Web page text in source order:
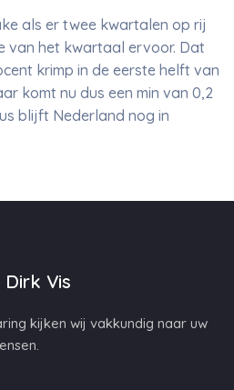
als er twee kwartalen op rij
van het kwartaal ervoor. Dat
krimp in de eerste helft van
komt nu dus een min van 0,2
blijft Nederland nog in
Vis
kijken wij vakkundig naar uw